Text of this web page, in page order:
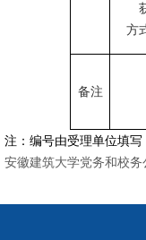
方
备注
注：编号由受理单位填写
安徽建筑大学党务和校